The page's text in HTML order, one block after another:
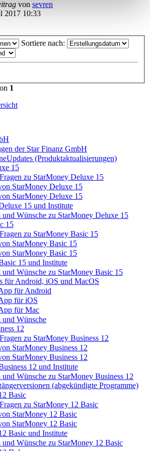
von sevren
2017 10:33
Sortiere nach:
1
der Star Finanz GmbH
(Produktaktualisierungen)
15
zu StarMoney Deluxe 15
StarMoney Deluxe 15
StarMoney Deluxe 15
15 und Institute
Wünsche zu StarMoney Deluxe 15
15
zu StarMoney Basic 15
StarMoney Basic 15
StarMoney Basic 15
15 und Institute
Wünsche zu StarMoney Basic 15
für Android, iOS und MacOS
für Android
für iOS
für Mac
Wünsche
12
zu StarMoney Business 12
StarMoney Business 12
StarMoney Business 12
12 und Institute
Wünsche zu StarMoney Business 12
(abgekündigte Programme)
Basic
zu StarMoney 12 Basic
StarMoney 12 Basic
StarMoney 12 Basic
Basic und Institute
Wünsche zu StarMoney 12 Basic